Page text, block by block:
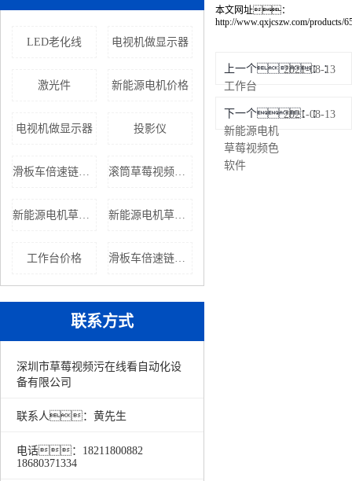
LED老化线 电视机做显示器
激光件 新能源电机价格
电视机做显示器 投影仪
工作台价格
联系方式
深圳市草莓视频污在线看自动化设
备有限公司
联系人：黄先生
电话：18211800882
18680371334
本文网址：
http://www.qxjcszw.com/products/
上一个：
工作台
2021-08-13
下一个：
新能源电机
草莓视频色
软件
2021-08-13